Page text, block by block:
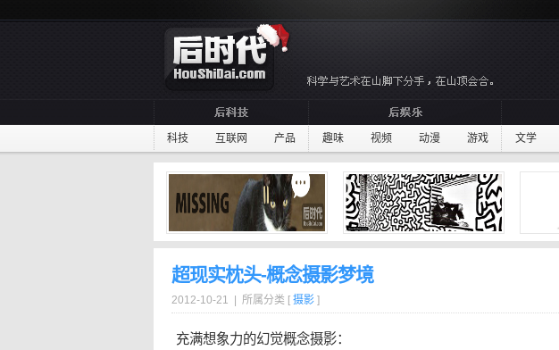
科技 互联网 产品 趣味 视频 动漫 游戏 文学
超现实枕头-概念摄影梦境
2012-10-21 | 所属分类 [ 摄影 ]
充满想象力的幻觉概念摄影：